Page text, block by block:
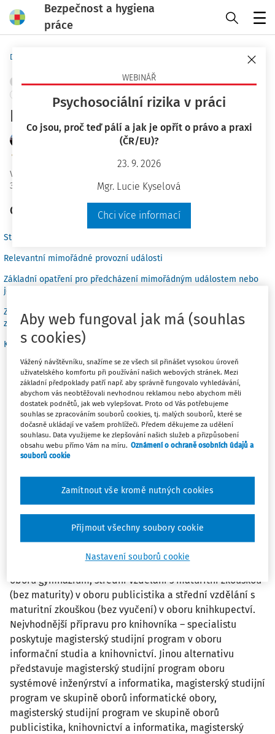
Bezpečnost a hygiena
práce
WEBINÁŘ
Psychosociální rizika v práci
Co jsou, proč teď pálí a jak je opřít o právo a praxi
(ČR/EU)?
23. 9. 2026
Mgr. Lucie Kyselová
Chci více informací
Domů
OBJEKTY A PRACOVIŠTĚ MANIPULACE S BŘEMENY
SKLADOVÁNÍ
Knihovník
JUDr. Petr Kožmín LL.M. MBA
Vydáno
3 minuty čtení
Obsah
Stručný výčet prováděných pracovních činností
Relevantní mimořádné provozní události
Základní opatření pro předcházení mimořádným událostem nebo
jejich následkům
Základní právní předpisy, které se týkají výkonu práce (v platném
znění)
Karta BOZP pro profesi ke stažení
Práce je vykonávána zejména v administrativních
objektech, kdy se knihovník během práce pohybuje ve
vnitřních prostorách (administrativní a skladovací
prostory). Občasně se může pohybovat také mimo tyto
objekty (např. při zajišťování meziknihovní výpůjčky,
nákupu knih apod.). Ve venkovských oblastech může být
blízkosti (tj. pojízdné knihovny, knižní trhy).
Nejvhodnější přípravu pro pozici knihovníka poskytuje
střední vzdělání s maturitní zkouškou (bez vyučení) v
oboru informační služby, knihovnictví. Jinou alternativu
představuje střední vzdělání s maturitní zkouškou v
oboru gymnázium, střední vzdělání s maturitní zkouškou
(bez maturity) v oboru publicistika a střední vzdělání s
maturitní zkouškou (bez vyučení) v oboru knihkupectví.
Nejvhodnější přípravu pro knihovníka – specialistu
poskytuje magisterský studijní program v oboru
informační studia a knihovnictví. Jinou alternativu
představuje magisterský studijní program oboru
systémové inženýrství a informatika, magisterský studijní
program ve skupině oborů informatické obory,
magisterský studijní program ve skupině oborů
publicistika, knihovnictví a informatika, magisterský
Aby web fungoval jak má (souhlas
s cookies)
Vážený návštěvníku, snažíme se ze všech sil přinášet vysokou úroveň
uživatelského komfortu při používání našich webových stránek. Mezi
základní předpoklady patří např. aby správně fungovalo vyhledávání,
abychom vás neobtěžovali nevhodnou reklamou nebo abychom měli
dostatek podnětů, jak web vylepšovat. Proto od Vás potřebujeme
souhlas se zpracováním souborů cookies, tj. malých souborů, které se
dočasně ukládají ve vašem prohlížeči. Předem děkujeme za udělení
souhlasu. Data využijeme ke zlepšování našich služeb a přizpůsobení
obsahu webu přímo Vám na míru. Oznámení o ochraně osobních údajů a
souborů cookie
Nastavení souborů cookie
Zamítnout vše kromě nutných cookies
Přijmout všechny soubory cookie